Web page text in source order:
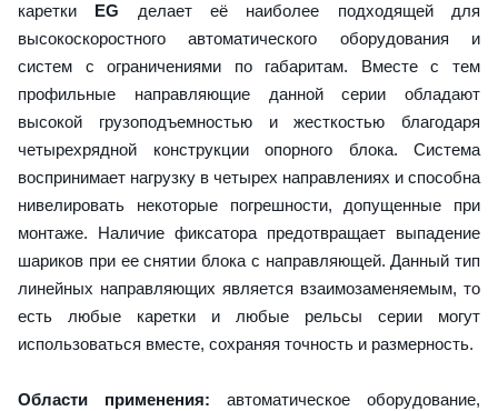
каретки EG делает её наиболее подходящей для
высокоскоростного автоматического оборудования и
систем с ограничениями по габаритам. Вместе с тем
профильные направляющие данной серии обладают
высокой грузоподъемностью и жесткостью благодаря
четырехрядной конструкции опорного блока. Система
воспринимает нагрузку в четырех направлениях и способна
нивелировать некоторые погрешности, допущенные при
монтаже. Наличие фиксатора предотвращает выпадение
шариков при ее снятии блока с направляющей. Данный тип
линейных направляющих является взаимозаменяемым, то
есть любые каретки и любые рельсы серии могут
использоваться вместе, сохраняя точность и размерность.
Области применения: автоматическое оборудование,